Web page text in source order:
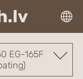
EG-165F